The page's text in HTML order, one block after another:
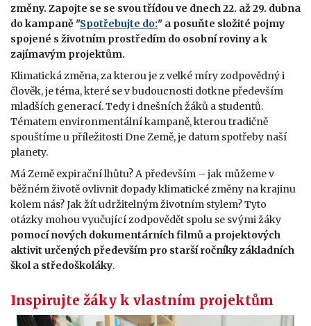
změny. Zapojte se se svou třídou ve dnech 22. až 29. dubna
do kampaně "Spotřebujte do:" a posuňte složité pojmy
spojené s životním prostředím do osobní roviny a k
zajímavým projektům.
Klimatická změna, za kterou je z velké míry zodpovědný i
člověk, je téma, které se v budoucnosti dotkne především
mladších generací. Tedy i dnešních žáků a studentů.
Tématem environmentální kampaně, kterou tradičně
spouštíme u příležitosti Dne Země, je datum spotřeby naší
planety.
Má Země expirační lhůtu? A především – jak můžeme v
běžném životě ovlivnit dopady klimatické změny na krajinu
kolem nás? Jak žít udržitelným životním stylem? Tyto
otázky mohou vyučující zodpovědět spolu se svými žáky
pomocí nových dokumentárních filmů a projektových
aktivit určených především pro starší ročníky základních
škol a středoškoláky.
Inspirujte žáky k vlastním projektům